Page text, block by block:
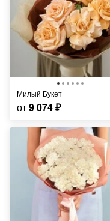
Милый Букет
от9 074₽